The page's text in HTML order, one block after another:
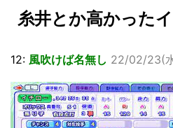
糸井とか高かった
12: 風吹けば名無し 22/02/23(